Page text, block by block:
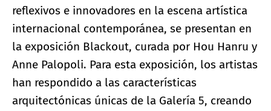
reflexivos e innovadores en la escena artística
internacional contemporánea, se presentan en
la exposición Blackout, curada por Hou Hanru y
Anne Palopoli. Para esta exposición, los artistas
han respondido a las características
arquitectónicas únicas de la Galería 5, creando